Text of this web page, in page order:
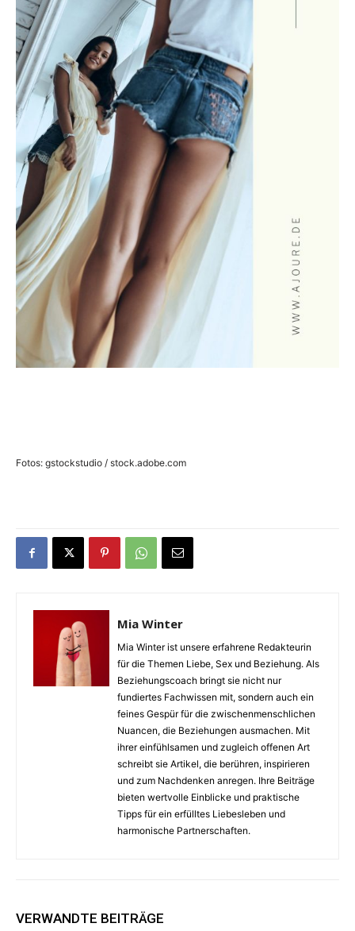
Fotos: gstockstudio / stock.adobe.com
Mia Winter
Mia Winter ist unsere erfahrene Redakteurin
für die Themen Liebe, Sex und Beziehung. Als
Beziehungscoach bringt sie nicht nur
fundiertes Fachwissen mit, sondern auch ein
feines Gespür für die zwischenmenschlichen
Nuancen, die Beziehungen ausmachen. Mit
ihrer einfühlsamen und zugleich offenen Art
schreibt sie Artikel, die berühren, inspirieren
und zum Nachdenken anregen. Ihre Beiträge
bieten wertvolle Einblicke und praktische
Tipps für ein erfülltes Liebesleben und
harmonische Partnerschaften.
VERWANDTE BEITRÄGE